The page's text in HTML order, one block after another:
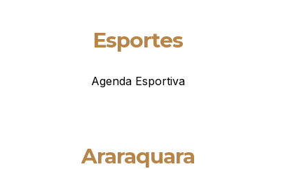
Esportes
Agenda Esportiva
Araraquara